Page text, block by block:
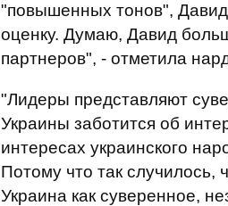
"повышенных тонов", Давид
оценку. Думаю, Давид
партнеров", - отметила
"Лидеры представляют
Украины заботится об
интересах украинского
Потому что так случилось,
Украина как суверенное,